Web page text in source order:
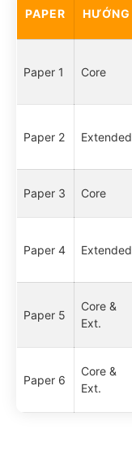
PAPER HƯỚNG
Paper 1 Core
Paper 2 Extended
Paper 3 Core
Paper 4 Extended
Paper 5
Core &
Ext.
Paper 6
Core &
Ext.